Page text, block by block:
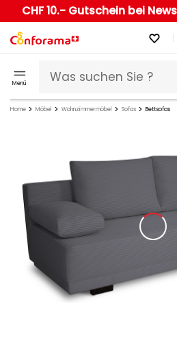
CHF 10.- Gutschein bei
Menü
Home Möbel Wohnzimmermöbel Sofas Bettsofas